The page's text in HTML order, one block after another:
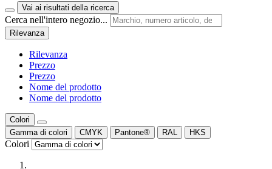
Vai ai risultati della ricerca
Cerca nell'intero negozio...
Rilevanza
Rilevanza
Prezzo
Prezzo
Nome del prodotto
Nome del prodotto
Colori
Gamma di colori
CMYK Pantone® RAL HKS
Colori